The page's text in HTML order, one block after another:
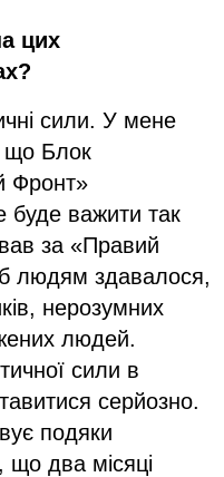
цих
сили. У мене
що Блок
Фронт»
буде важити так
за «Правий
людям здавалося,
нерозумних
людей.
сили в
серйозно.
подяки
що два місяці